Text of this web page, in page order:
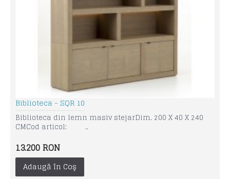
Biblioteca - SQR 10
Biblioteca din lemn masiv stejarDim. 200 X 40 X 240
CMCod articol: ..
13.200 RON
Adaugă în Coş